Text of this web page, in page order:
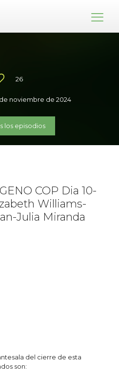
26
noviembre de 2024
los episodios
COP Dia 10-
Williams-
Julia Miranda
del cierre de esta
son: